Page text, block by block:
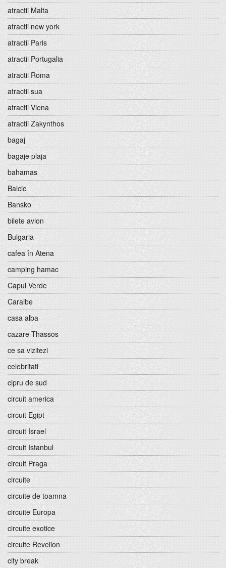
atractii Malta
atractii new york
atractii Paris
atractii Portugalia
atractii Roma
atractii sua
atractii Viena
atractii Zakynthos
bagaj
bagaje plaja
bahamas
Balcic
Bansko
bilete avion
Bulgaria
cafea în Atena
camping hamac
Capul Verde
Caraibe
casa alba
cazare Thassos
ce sa vizitezi
celebritati
cipru de sud
circuit america
circuit Egipt
circuit Israel
circuit Istanbul
circuit Praga
circuite
circuite de toamna
circuite Europa
circuite exotice
circuite Revelion
city break